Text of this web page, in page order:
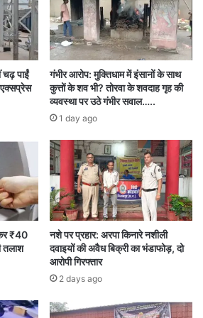
पर पदस्थापना, ग्रामीण-शहरी
के लिए राज्य स्तर के सभी
के माध्यम से जारी होंगे। जिला
में स्थानांतरण जारी कर उसी
सामान्य प्रशासन विभाग को मेल
का संलग्नीकरण 5 जून
जाएगा और जहां किसी कर्मचारी की
नीति के अनुरूप स्थानांतरण
दिन में राज्य स्तरीय समिति को
25 जून के बाद स्थानांतरण पर
चढ़ पाईं
एक्सप्रेस
गंभीर आरोप: मुक्तिधाम में इंसानों के साथ
कुत्तों के शव भी? तोरवा के शवदाह गृह की
व्यवस्था पर उठे गंभीर सवाल…..
1 day ago
₹40
तलाश
नशे पर प्रहार: अरपा किनारे नशीली
दवाइयों की अवैध बिक्री का भंडाफोड़, दो
आरोपी गिरफ्तार
2 days ago